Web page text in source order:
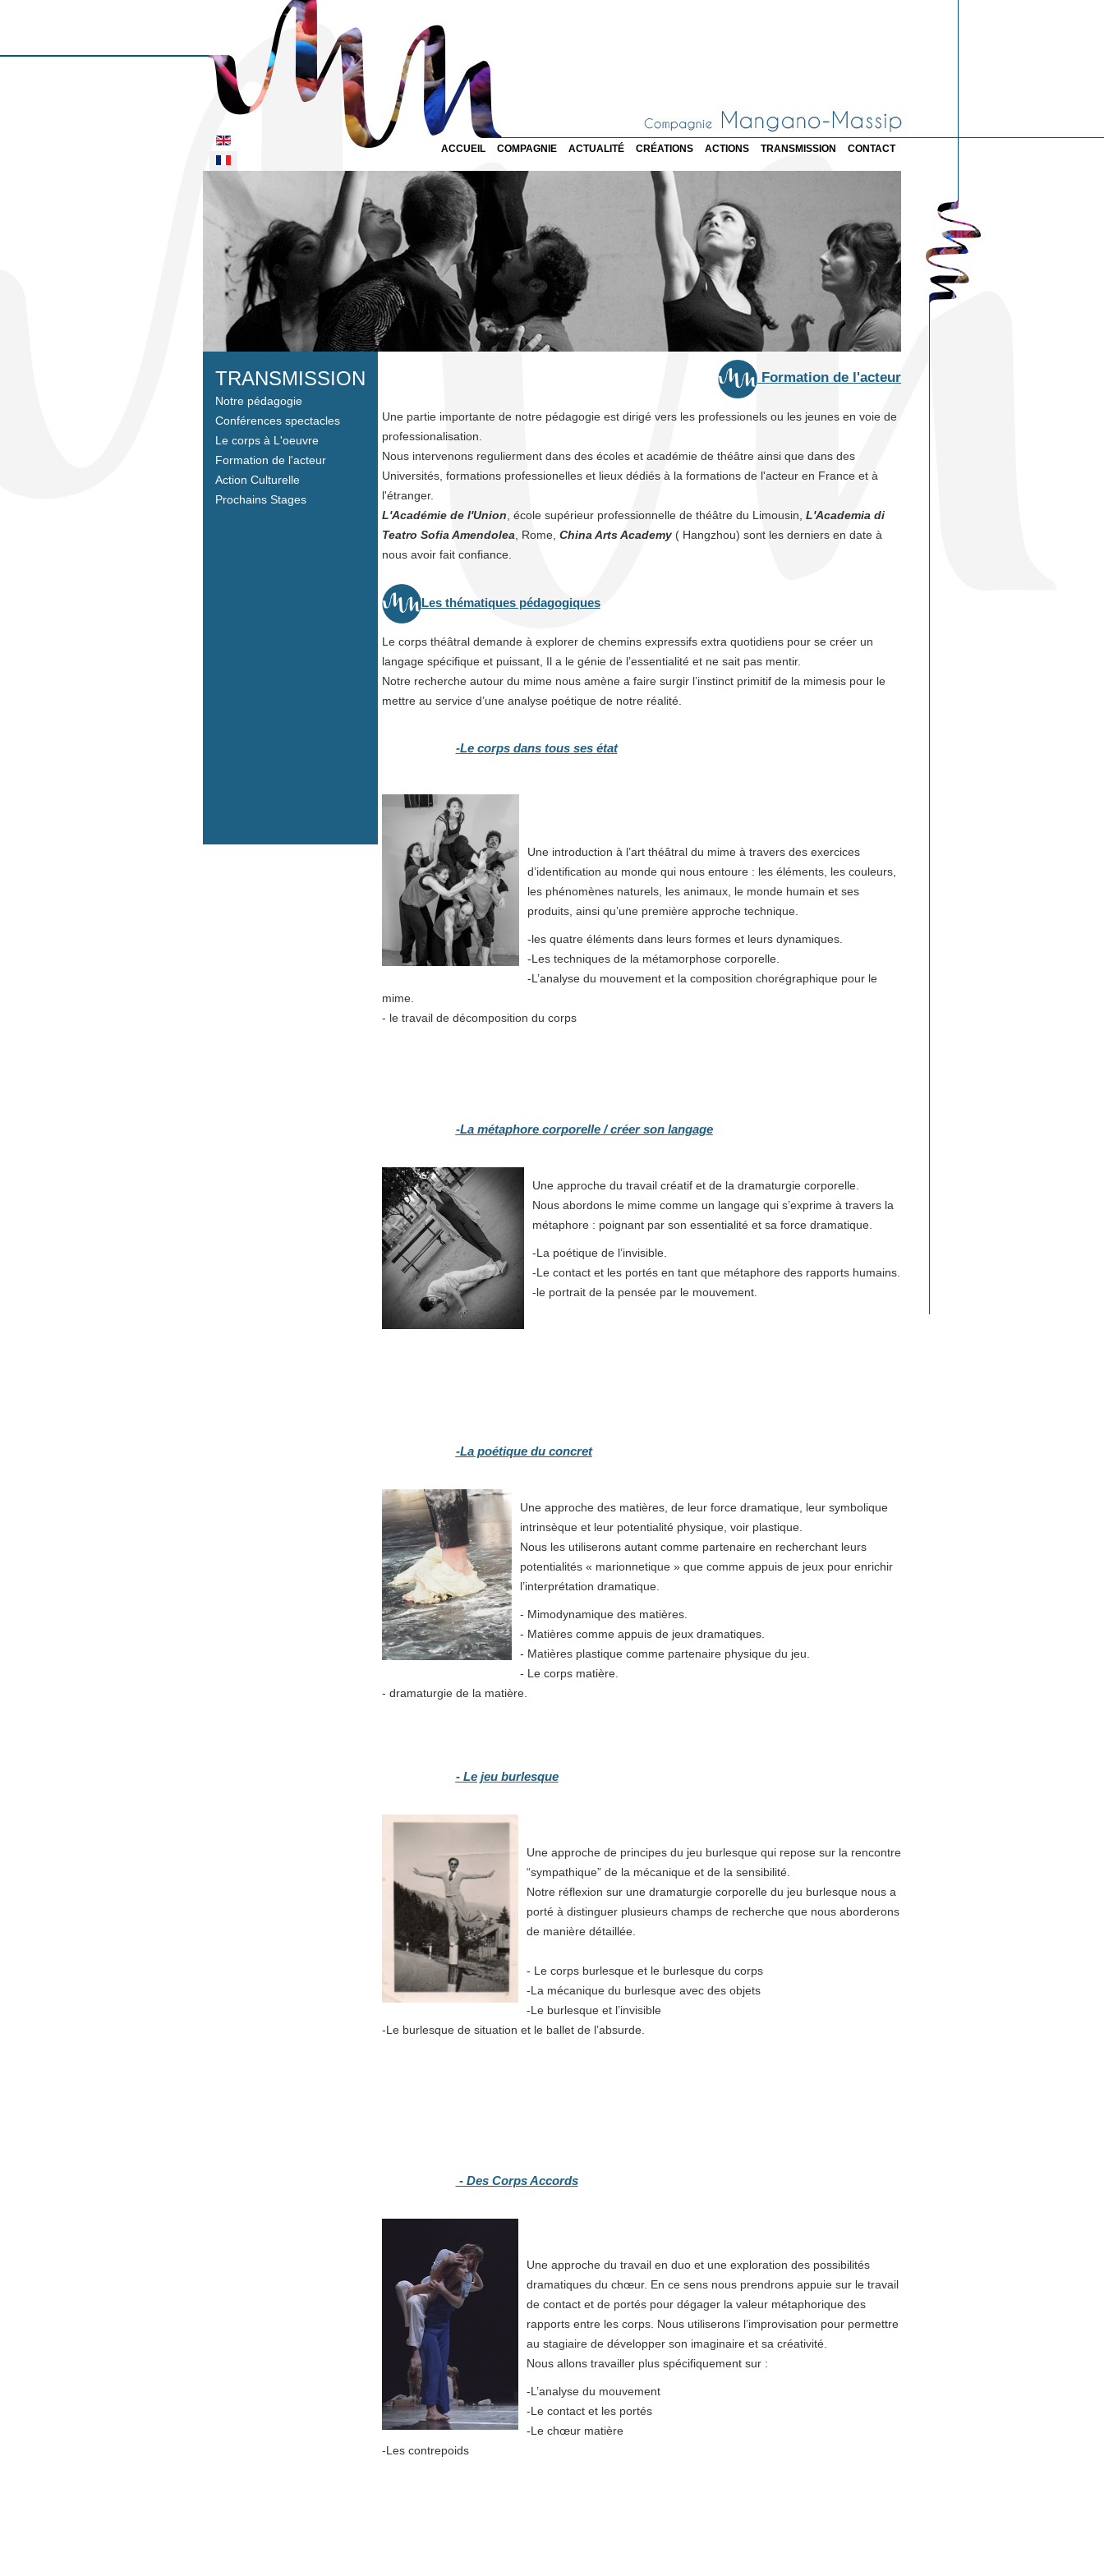
Sélectionnez votre langue
ACCUEIL COMPAGNIE ACTUALITÉ CRÉATIONS ACTIONS TRANSMISSION CONTACT
TRANSMISSION
Notre pédagogie
Conférences spectacles
Le corps à L'oeuvre
Formation de l'acteur
Action Culturelle
Prochains Stages
Formation de l'acteur
Une partie importante de notre pédagogie est dirigé vers les professionels ou les jeunes en voie de
professionalisation.
Nous intervenons regulierment dans des écoles et académie de théâtre ainsi que dans des
Universités, formations professionelles et lieux dédiés à la formations de l'acteur en France et à
l'étranger.
L'Académie de l'Union, école supérieur professionnelle de théâtre du Limousin, L'Academia di
Teatro Sofia Amendolea, Rome, China Arts Academy( Hangzhou) sont les derniers en date à
nous avoir fait confiance.
Les thématiques pédagogiques
Le corps théâtral demande à explorer de chemins expressifs extra quotidiens pour se créer un
langage spécifique et puissant, Il a le génie de l’essentialité et ne sait pas mentir.
Notre recherche autour du mime nous amène a faire surgir l’instinct primitif de la mimesis pour le
mettre au service d’une analyse poétique de notre réalité.
-Le corps dans tous ses état
Une introduction à l’art théâtral du mime à travers des exercices
d’identification au monde qui nous entoure : les éléments, les couleurs,
les phénomènes naturels, les animaux, le monde humain et ses
produits, ainsi qu’une première approche technique.
-les quatre éléments dans leurs formes et leurs dynamiques.
-Les techniques de la métamorphose corporelle.
-L’analyse du mouvement et la composition chorégraphique pour le
mime.
- le travail de décomposition du corps
-La métaphore corporelle / créer son langage
Une approche du travail créatif et de la dramaturgie corporelle.
Nous abordons le mime comme un langage qui s’exprime à travers la
métaphore : poignant par son essentialité et sa force dramatique.
-La poétique de l’invisible.
-Le contact et les portés en tant que métaphore des rapports humains.
-le portrait de la pensée par le mouvement.
-La poétique du concret
Une approche des matières, de leur force dramatique, leur symbolique
intrinsèque et leur potentialité physique, voir plastique.
Nous les utiliserons autant comme partenaire en recherchant leurs
potentialités « marionnetique » que comme appuis de jeux pour enrichir
l’interprétation dramatique.
- Mimodynamique des matières.
- Matières comme appuis de jeux dramatiques.
- Matières plastique comme partenaire physique du jeu.
- Le corps matière.
- dramaturgie de la matière.
- Le jeu burlesque
Une approche de principes du jeu burlesque qui repose sur la rencontre
“sympathique” de la mécanique et de la sensibilité.
Notre réflexion sur une dramaturgie corporelle du jeu burlesque nous a
porté à distinguer plusieurs champs de recherche que nous aborderons
de manière détaillée.
- Le corps burlesque et le burlesque du corps
-La mécanique du burlesque avec des objets
-Le burlesque et l’invisible
-Le burlesque de situation et le ballet de l’absurde.
- Des Corps Accords
Une approche du travail en duo et une exploration des possibilités
dramatiques du chœur. En ce sens nous prendrons appuie sur le travail
de contact et de portés pour dégager la valeur métaphorique des
rapports entre les corps. Nous utiliserons l’improvisation pour permettre
au stagiaire de développer son imaginaire et sa créativité.
Nous allons travailler plus spécifiquement sur :
-L’analyse du mouvement
-Le contact et les portés
-Le chœur matière
-Les contrepoids